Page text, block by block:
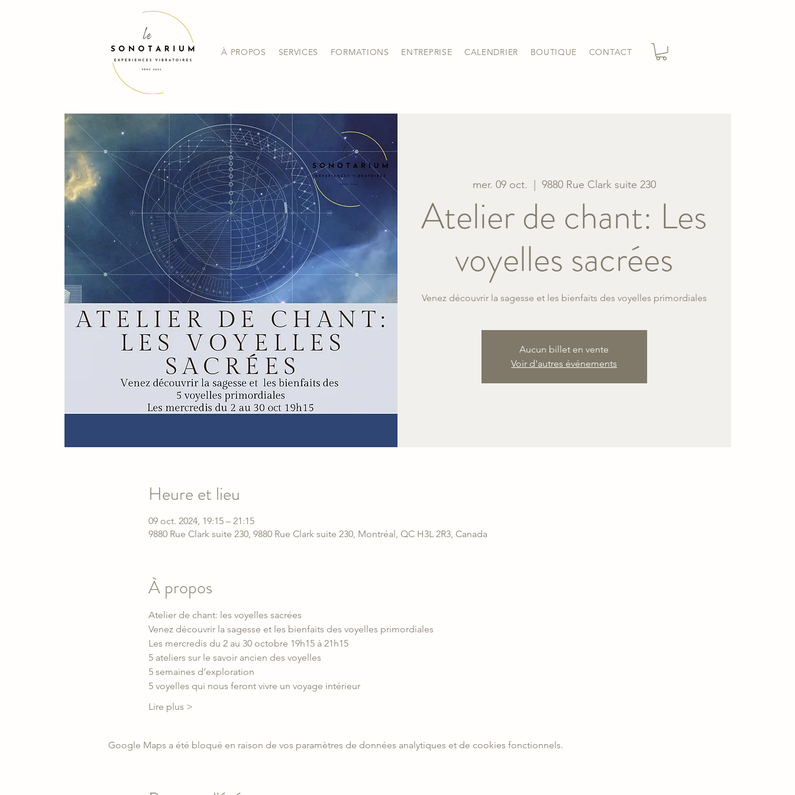
À PROPOS SERVICES FORMATIONS ENTREPRISE CALENDRIER BOUTIQUE CONTACT
mer. 09 oct. 9880 Rue Clark suite 230
Atelier de chant: Les
voyelles sacrées
Aucun billet en vente
Voir d'autres événements
Heure et lieu
09 oct. 2024, 19:15 – 21:15
9880 Rue Clark suite 230, 9880 Rue Clark suite 230, Montréal, QC H3L 2R3, Canada
À propos
Atelier de chant: les voyelles sacrées
Venez découvrir la sagesse et les bienfaits des voyelles primordiales
Les mercredis du 2 au 30 octobre 19h15 à 21h15
5 ateliers sur le savoir ancien des voyelles
5 semaines d’exploration
5 voyelles qui nous feront vivre un voyage intérieur
Lire plus >
Google Maps a été bloqué en raison de vos paramètres de données analytiques et de cookies fonctionnels.